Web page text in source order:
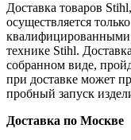
Доставка товаров
осуществляется
технике Stihl.
собранном виде,
при доставке может
пробный запуск
Доставка по Москве